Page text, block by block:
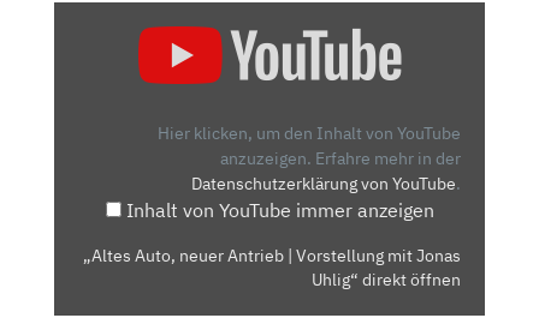
JONAS
UHLIG“
Hier klicken, um den Inhalt von YouTube
anzuzeigen. Erfahre mehr in der
Datenschutzerklärung von YouTube.
Inhalt von YouTube immer anzeigen
„Altes Auto, neuer Antrieb | Vorstellung mit Jonas
Uhlig“ direkt öffnen